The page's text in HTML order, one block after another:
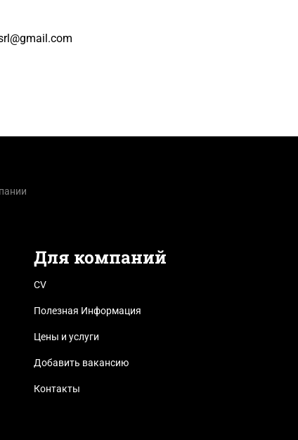
Для компаний
CV
Полезная Информация
Цены и услуги
Добавить вакансию
Контакты